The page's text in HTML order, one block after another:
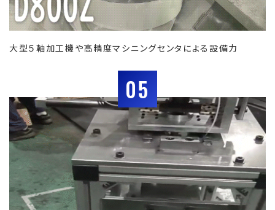
大型５軸加工機や高精度マシニングセンタによる設備力
05